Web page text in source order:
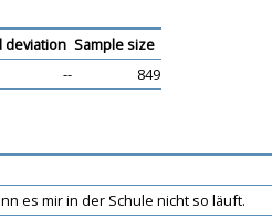
deviation Sample size
-- 849
es mir in der Schule nicht so läuft.